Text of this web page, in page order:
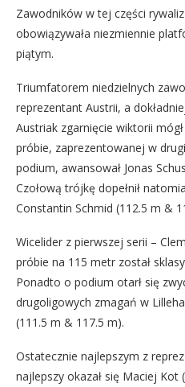
Zawodników w tej części
obowiązywała niezmiennie
piątym.
Triumfatorem niedzielnych
reprezentant Austrii, a
Austriak zgarnięcie wiktorii
próbie, zaprezentowanej w
podium, awansował Jonas
Czołową trójkę dopełnił
Constantin Schmid (112.5 m &
Wicelider z pierwszej serii –
próbie na 115 metr został
Ponadto o podium otarł się
drugoligowych zmagań w
(111.5 m & 117.5 m).
Ostatecznie najlepszym z
najlepszy okazał się Maciej